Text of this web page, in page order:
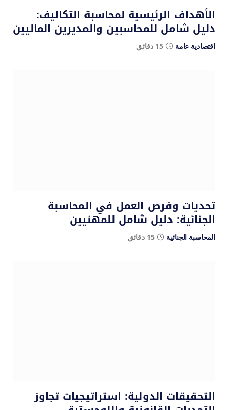
الأهداف الرئيسية لمحاسبة التكاليف:
دليل شامل للمحاسبين والمديرين الماليين
اقتصادية عامة 15 دقائق
تحديات وفرص العمل في المحاسبة
الجنائية: دليل شامل للمهنيين
المحاسبة الجنائية 15 دقائق
التحقيقات الدولية: استراتيجيات تجاوز